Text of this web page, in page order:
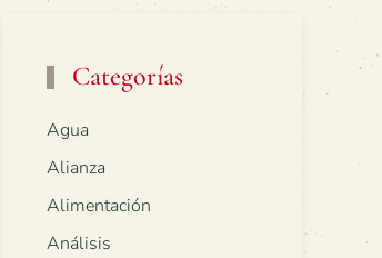
Categorías
Agua
Alianza
Alimentación
Análisis